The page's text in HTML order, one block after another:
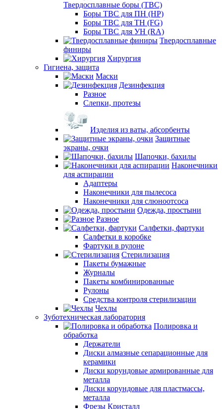
Твердосплавные боры (ТВС)
Боры ТВС для ПН (HP)
Боры ТВС для ТН (FG)
Боры ТВС для УН (RA)
Твердосплавные
финиры
Хирургия
Гигиена, защита
Маски
Дезинфекция
Разное
Слепки, протезы
Изделия из ваты, абсорбенты
Защитные
экраны, очки
Шапочки, бахилы
Наконечники
для аспирации
Адаптеры
Наконечники для пылесоса
Наконечники для слюноотсоса
Одежда, простыни
Разное
Салфетки, фартуки
Салфетки в коробке
Фартуки в рулоне
Стерилизация
Пакеты бумажные
Журналы
Пакеты комбинированные
Рулоны
Средства контроля стерилизации
Чехлы
Зуботехническая лаборатория
Полировка и
обработка
Держатели
Диски алмазные сепарационные для
керамики
Диски корундовые армированные для
металла
Диски корундовые для пластмассы,
металла
Фрезы Кристалл